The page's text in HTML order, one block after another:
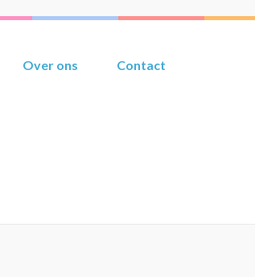
Over ons Contact